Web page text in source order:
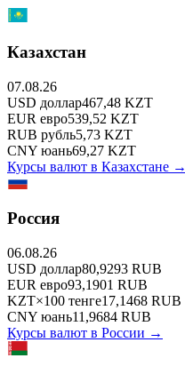
Казахстан
07.08.26
USD доллар467,48 KZT
EUR евро539,52 KZT
RUB рубль5,73 KZT
CNY юань69,27 KZT
Курсы валют в Казахстане →
Россия
06.08.26
USD доллар80,9293 RUB
EUR евро93,1901 RUB
KZT×100 тенге17,1468 RUB
CNY юань11,9684 RUB
Курсы валют в России →